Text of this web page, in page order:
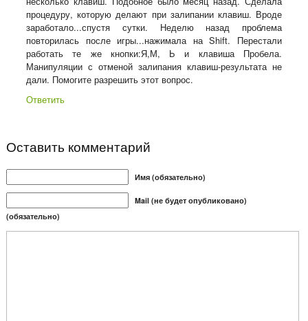
процедуру, которую делают при залипании клавиш. Вроде
заработало...спустя сутки. Неделю назад проблема
повторилась после игры...нажимала на Shift. Перестали
работать те же кнопки:Я,М, Ь и клавиша Пробела.
Манипуляции с отменой залипания клавиш-результата не
дали. Помогите разрешить этот вопрос.
Ответить
Оставить комментарий
Имя (обязательно)
Mail (не будет опубликовано)
(обязательно)